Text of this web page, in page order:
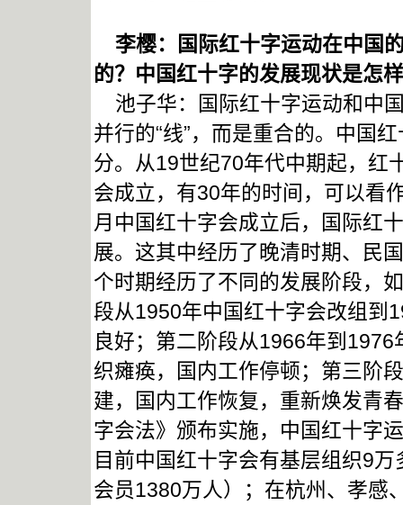
李樱：国际红十字运动在中国
的？中国红十字的发展现状是怎
池子华：国际红十字运动和中
并行的“线”，而是重合的。中国
分。从19世纪70年代中期起，红
会成立，有30年的时间，可以看
月中国红十字会成立后，国际红
展。这其中经历了晚清时期、民
个时期经历了不同的发展阶段，
段从1950年中国红十字会改组到
良好；第二阶段从1966年到1976
织瘫痪，国内工作停顿；第三阶
建，国内工作恢复，重新焕发青
字会法》颁布实施，中国红十字
目前中国红十字会有基层组织9
会员1380万人）；在杭州、孝感